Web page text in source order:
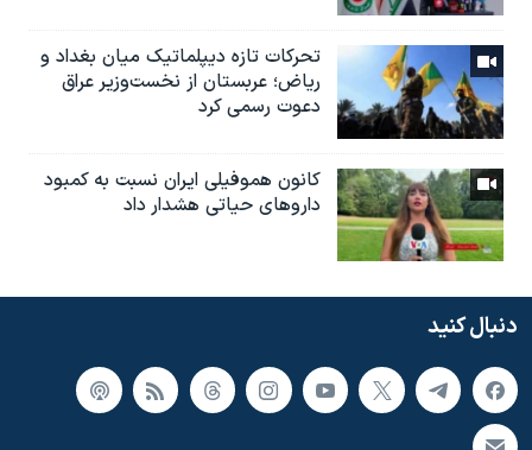
تحرکات تازه دیپلماتیک میان بغداد و
ریاض؛ عربستان از نخست‌وزیر عراق
دعوت رسمی کرد
کانون هموفیلی ایران نسبت به کمبود
داروهای حیاتی هشدار داد
دنبال کنید